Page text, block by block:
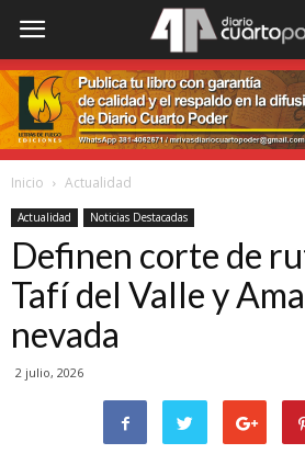
Inicio Actualidad
Actualidad Noticias Destacadas
Definen corte de
Tafí del Valle y
nevada
2 julio, 2026